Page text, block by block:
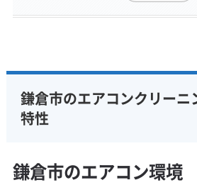
鎌倉市のエアコンクリーニ
特性
鎌倉市のエアコン環境